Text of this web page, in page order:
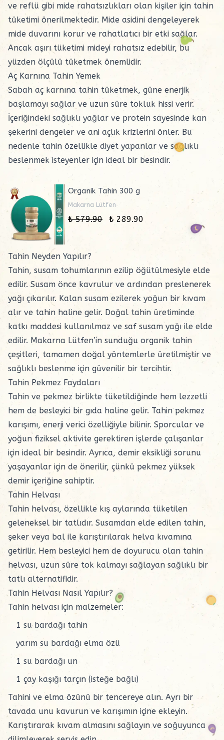
ve reflü gibi mide rahatsızlıkları olan kişiler için tahin
tüketimi önerilmektedir. Mide asidini dengeleyerek
mide duvarını korur ve rahatlatıcı bir etki sağlar.
Ancak aşırı tüketimi mideyi rahatsız edebilir, bu
yüzden ölçülü tüketmek önemlidir.
Aç Karnına Tahin Yemek
Sabah aç karnına tahin tüketmek, güne enerjik
başlamayı sağlar ve uzun süre tokluk hissi verir.
İçeriğindeki sağlıklı yağlar ve protein sayesinde kan
şekerini dengeler ve ani açlık krizlerini önler. Bu
nedenle tahin özellikle diyet yapanlar ve sağlıklı
beslenmek isteyenler için ideal bir besindir.
Organik Tahin 300 g
Makarna Lütfen
₺ 579.90 ₺ 289.90
Tahin Neyden Yapılır?
Tahin, susam tohumlarının ezilip öğütülmesiyle elde
edilir. Susam önce kavrulur ve ardından preslenerek
yağı çıkarılır. Kalan susam ezilerek yoğun bir kıvam
alır ve tahin haline gelir. Doğal tahin üretiminde
katkı maddesi kullanılmaz ve saf susam yağı ile elde
edilir. Makarna Lütfen’in sunduğu organik tahin
çeşitleri, tamamen doğal yöntemlerle üretilmiştir ve
sağlıklı beslenme için güvenilir bir tercihtir.
Tahin Pekmez Faydaları
Tahin ve pekmez birlikte tüketildiğinde hem lezzetli
hem de besleyici bir gıda haline gelir. Tahin pekmez
karışımı, enerji verici özelliğiyle bilinir. Sporcular ve
yoğun fiziksel aktivite gerektiren işlerde çalışanlar
için ideal bir besindir. Ayrıca, demir eksikliği sorunu
yaşayanlar için de önerilir, çünkü pekmez yüksek
demir içeriğine sahiptir.
Tahin Helvası
Tahin helvası, özellikle kış aylarında tüketilen
geleneksel bir tatlıdır. Susamdan elde edilen tahin,
şeker veya bal ile karıştırılarak helva kıvamına
getirilir. Hem besleyici hem de doyurucu olan tahin
helvası, uzun süre tok kalmayı sağlayan sağlıklı bir
tatlı alternatifidir.
Tahin Helvası Nasıl Yapılır?
Tahin helvası için malzemeler:
1 su bardağı tahin
yarım su bardağı elma özü
1 su bardağı un
1 çay kaşığı tarçın (isteğe bağlı)
Tahini ve elma özünü bir tencereye alın. Ayrı bir
tavada unu kavurun ve karışımın içine ekleyin.
Karıştırarak kıvam almasını sağlayın ve soğuyunca